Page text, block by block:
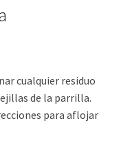
cualquier residuo
de la parrilla.
para aflojar